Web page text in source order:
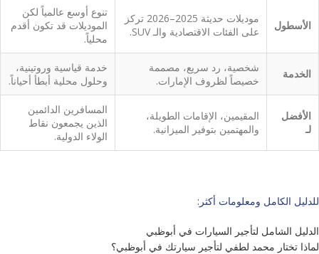
الأسطول
موديلات حديثة 2025–2026 تركز
على الفئات الاقتصادية والـ SUV.
تنوع أوسع عالمياً لكن
الموديلات قد تكون أقدم
محلياً.
الخدمة
شخصية، رد سريع، مصممة
خصيصاً لظروف الإمارات.
خدمة قياسية وروتينية،
وحلول محلية أبطأ أحياناً.
الأفضل
لـ
المقيمين، الإقامات الطويلة،
والمهتمين بتوفير الميزانية.
المسافرين الدائمين
الذين يجمعون نقاط
الولاء الدولية.
للدليل الكامل ومعلومات أكثر:
الدليل الشامل لتأجير السيارات في أبوظبي
لماذا تختار محمد لطفي لتأجير سيارتك في أبوظبي؟